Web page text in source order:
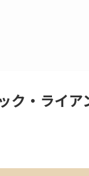
ク・ライア